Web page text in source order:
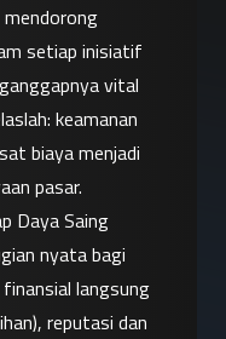
mendorong
setiap inisiatif
vital
keamanan
biaya menjadi
pasar.
Daya Saing
nyata bagi
langsung
reputasi dan